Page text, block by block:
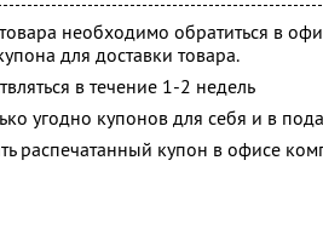
необходимо обратиться в
для доставки товара.
в течение 1-2 недель
угодно купонов для себя и в
распечатанный купон в офисе